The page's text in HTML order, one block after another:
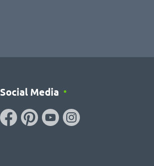
Social Media